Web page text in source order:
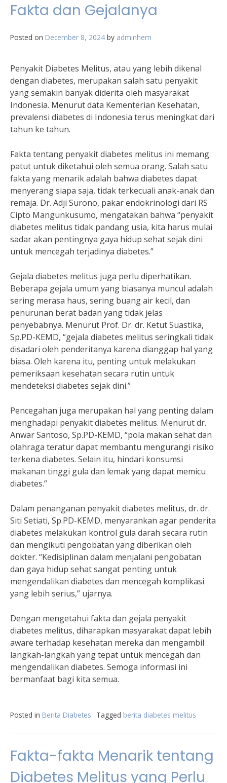
Fakta dan Gejalanya
Posted on December 8, 2024 by adminhem
Penyakit Diabetes Melitus, atau yang lebih dikenal
dengan diabetes, merupakan salah satu penyakit
yang semakin banyak diderita oleh masyarakat
Indonesia. Menurut data Kementerian Kesehatan,
prevalensi diabetes di Indonesia terus meningkat dari
tahun ke tahun.
Fakta tentang penyakit diabetes melitus ini memang
patut untuk diketahui oleh semua orang. Salah satu
fakta yang menarik adalah bahwa diabetes dapat
menyerang siapa saja, tidak terkecuali anak-anak dan
remaja. Dr. Adji Surono, pakar endokrinologi dari RS
Cipto Mangunkusumo, mengatakan bahwa “penyakit
diabetes melitus tidak pandang usia, kita harus mulai
sadar akan pentingnya gaya hidup sehat sejak dini
untuk mencegah terjadinya diabetes.”
Gejala diabetes melitus juga perlu diperhatikan.
Beberapa gejala umum yang biasanya muncul adalah
sering merasa haus, sering buang air kecil, dan
penurunan berat badan yang tidak jelas
penyebabnya. Menurut Prof. Dr. dr. Ketut Suastika,
Sp.PD-KEMD, “gejala diabetes melitus seringkali tidak
disadari oleh penderitanya karena dianggap hal yang
biasa. Oleh karena itu, penting untuk melakukan
pemeriksaan kesehatan secara rutin untuk
mendeteksi diabetes sejak dini.”
Pencegahan juga merupakan hal yang penting dalam
menghadapi penyakit diabetes melitus. Menurut dr.
Anwar Santoso, Sp.PD-KEMD, “pola makan sehat dan
olahraga teratur dapat membantu mengurangi risiko
terkena diabetes. Selain itu, hindari konsumsi
makanan tinggi gula dan lemak yang dapat memicu
diabetes.”
Dalam penanganan penyakit diabetes melitus, dr. dr.
Siti Setiati, Sp.PD-KEMD, menyarankan agar penderita
diabetes melakukan kontrol gula darah secara rutin
dan mengikuti pengobatan yang diberikan oleh
dokter. “Kedisiplinan dalam menjalani pengobatan
dan gaya hidup sehat sangat penting untuk
mengendalikan diabetes dan mencegah komplikasi
yang lebih serius,” ujarnya.
Dengan mengetahui fakta dan gejala penyakit
diabetes melitus, diharapkan masyarakat dapat lebih
aware terhadap kesehatan mereka dan mengambil
langkah-langkah yang tepat untuk mencegah dan
mengendalikan diabetes. Semoga informasi ini
bermanfaat bagi kita semua.
Posted in Berita Diabetes Tagged berita diabetes melitus
Fakta-fakta Menarik tentang
Diabetes Melitus yang Perlu